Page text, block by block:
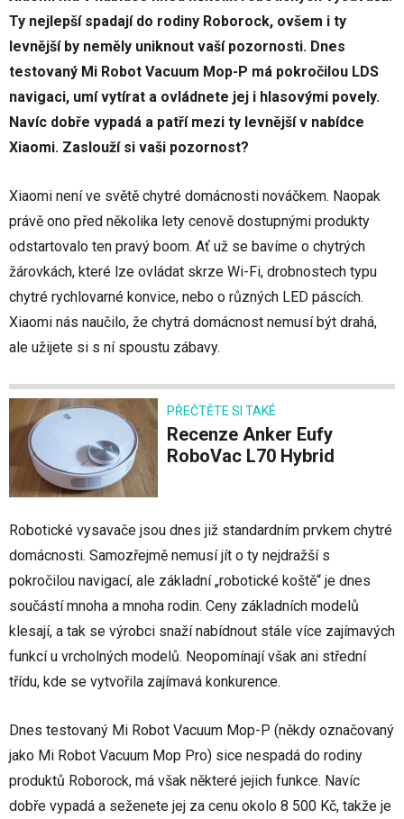
Ty nejlepší spadají do rodiny Roborock, ovšem i ty
levnější by neměly uniknout vaší pozornosti. Dnes
testovaný Mi Robot Vacuum Mop-P má pokročilou LDS
navigaci, umí vytírat a ovládnete jej i hlasovými povely.
Navíc dobře vypadá a patří mezi ty levnější v nabídce
Xiaomi. Zaslouží si vaši pozornost?
Xiaomi není ve světě chytré domácnosti nováčkem. Naopak
právě ono před několika lety cenově dostupnými produkty
odstartovalo ten pravý boom. Ať už se bavíme o chytrých
žárovkách, které lze ovládat skrze Wi-Fi, drobnostech typu
chytré rychlovarné konvice, nebo o různých LED páscích.
Xiaomi nás naučilo, že chytrá domácnost nemusí být drahá,
ale užijete si s ní spoustu zábavy.
PŘEČTĚTE SI TAKÉ
Recenze Anker Eufy
RoboVac L70 Hybrid
Robotické vysavače jsou dnes již standardním prvkem chytré
domácnosti. Samozřejmě nemusí jít o ty nejdražší s
pokročilou navigací, ale základní „robotické koště“ je dnes
součástí mnoha a mnoha rodin. Ceny základních modelů
klesají, a tak se výrobci snaží nabídnout stále více zajímavých
funkcí u vrcholných modelů. Neopomínají však ani střední
třídu, kde se vytvořila zajímavá konkurence.
Dnes testovaný Mi Robot Vacuum Mop-P (někdy označovaný
jako Mi Robot Vacuum Mop Pro) sice nespadá do rodiny
produktů Roborock, má však některé jejich funkce. Navíc
dobře vypadá a seženete jej za cenu okolo 8 500 Kč, takže je